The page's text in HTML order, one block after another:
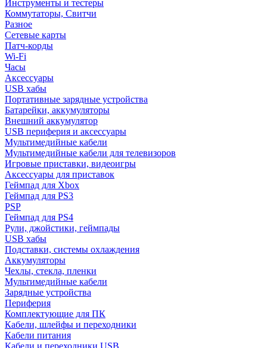
Инструменты и тестеры
Коммутаторы, Свитчи
Разное
Сетевые карты
Патч-корды
Wi-Fi
Часы
Аксессуары
USB хабы
Портативные зарядные устройства
Батарейки, аккумуляторы
Внешний аккумулятор
USB периферия и аксессуары
Мультимедийные кабели
Мультимедийные кабели для телевизоров
Игровые приставки, видеоигры
Аксессуары для приставок
Геймпад для Xbox
Геймпад для PS3
PSP
Геймпад для PS4
Рули, джойстики, геймпады
USB хабы
Подставки, системы охлаждения
Аккумуляторы
Чехлы, стекла, пленки
Мультимедийные кабели
Зарядные устройства
Периферия
Комплектующие для ПК
Кабели, шлейфы и переходники
Кабели питания
Кабели и переходники USB